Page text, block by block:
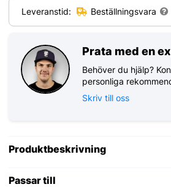
Leveranstid: Beställningsvara
Prata med en
Behöver du hjälp?
personliga
Skriv till oss
Produktbeskrivning
Passar till